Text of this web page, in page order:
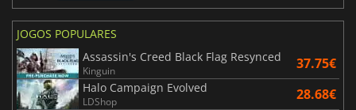
JOGOS POPULARES
Assassin's Creed Black Flag Resynced
Kinguin 37.75€
Halo Campaign Evolved
LDShop 28.68€